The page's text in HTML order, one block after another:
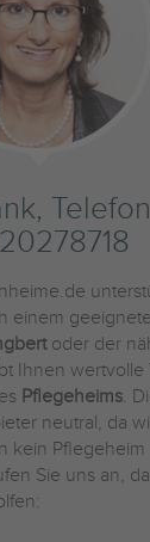
einem
oder der
Ihnen wertvolle
Pflegeheims.
neutral, da
kein Pflegeheim
Sie uns an,